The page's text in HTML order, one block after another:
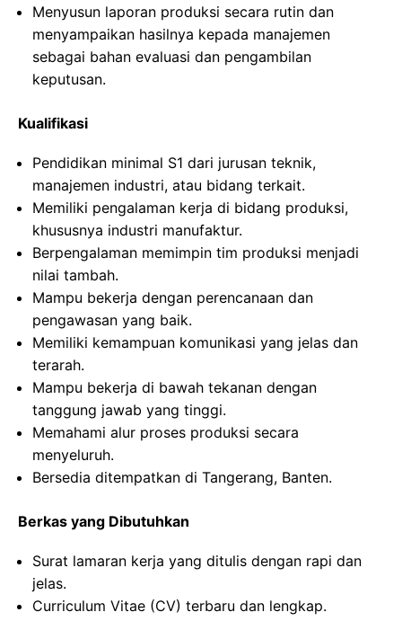
Menyusun laporan produksi secara rutin dan
menyampaikan hasilnya kepada manajemen
sebagai bahan evaluasi dan pengambilan
keputusan.
Kualifikasi
Pendidikan minimal S1 dari jurusan teknik,
manajemen industri, atau bidang terkait.
Memiliki pengalaman kerja di bidang produksi,
khususnya industri manufaktur.
Berpengalaman memimpin tim produksi menjadi
nilai tambah.
Mampu bekerja dengan perencanaan dan
pengawasan yang baik.
Memiliki kemampuan komunikasi yang jelas dan
terarah.
Mampu bekerja di bawah tekanan dengan
tanggung jawab yang tinggi.
Memahami alur proses produksi secara
menyeluruh.
Bersedia ditempatkan di Tangerang, Banten.
Berkas yang Dibutuhkan
Surat lamaran kerja yang ditulis dengan rapi dan
jelas.
Curriculum Vitae (CV) terbaru dan lengkap.